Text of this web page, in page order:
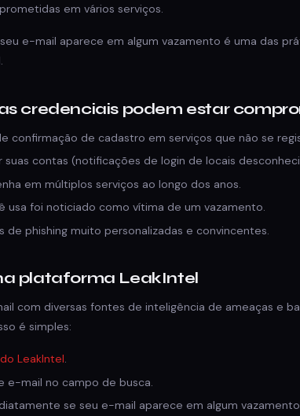
em vários serviços.
e-mail aparece em algum vazamento é uma das
credenciais podem estar
confirmação de cadastro em serviços que não se
suas contas (notificações de login de locais
em múltiplos serviços ao longo dos anos.
usa foi noticiado como vítima de um vazamento.
phishing muito personalizadas e convincentes.
plataforma LeakIntel
com diversas fontes de inteligência de ameaças e
é simples:
LeakIntel.
e-mail no campo de busca.
se seu e-mail aparece em algum